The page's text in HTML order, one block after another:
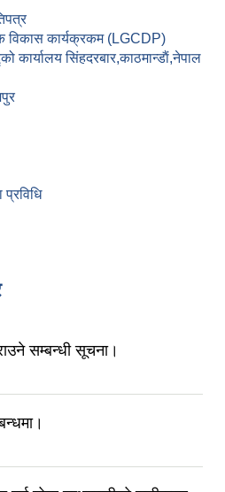
विकास कार्यक्रकम (LGCDP)
कार्यालय सिंहदरबार,काठमान्डाैं,नेपाल
सम्बन्धी सूचना।